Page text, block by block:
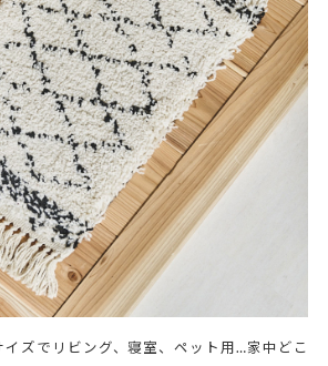
ズでリビング、寝室、ペット用…家中どこ